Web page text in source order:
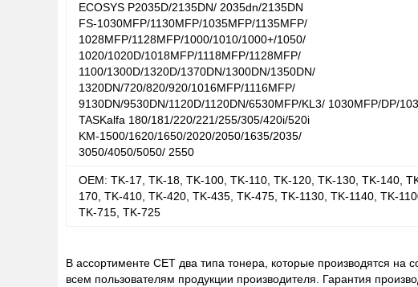
ECOSYS P2035D/2135DN/ 2035dn/2135DN
FS-1030MFP/1130MFP/1035MFP/1135MFP/
1028MFP/1128MFP/1000/1010/1000+/1050/
1020/1020D/1018MFP/1118MFP/1128MFP/
1100/1300D/1320D/1370DN/1300DN/1350DN/
1320DN/720/820/920/1016MFP/1116MFP/
9130DN/9530DN/1120D/1120DN/6530MFP/KL3/ 1030MFP/DP/
TASKalfa 180/181/220/221/255/305/420i/520i
KM-1500/1620/1650/2020/2050/1635/2035/
3050/4050/5050/ 2550
OEM: TK-17, TK-18, TK-100, TK-110, TK-120, TK-130, TK-140,
170, TK-410, TK-420, TK-435, TK-475, TK-1130, TK-1140, TK-
TK-715, TK-725
В ассортименте CET два типа тонера, которые производятся на
всем пользователям продукции производителя. Гарантия